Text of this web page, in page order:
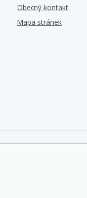
Obecný kontakt
Mapa stránek